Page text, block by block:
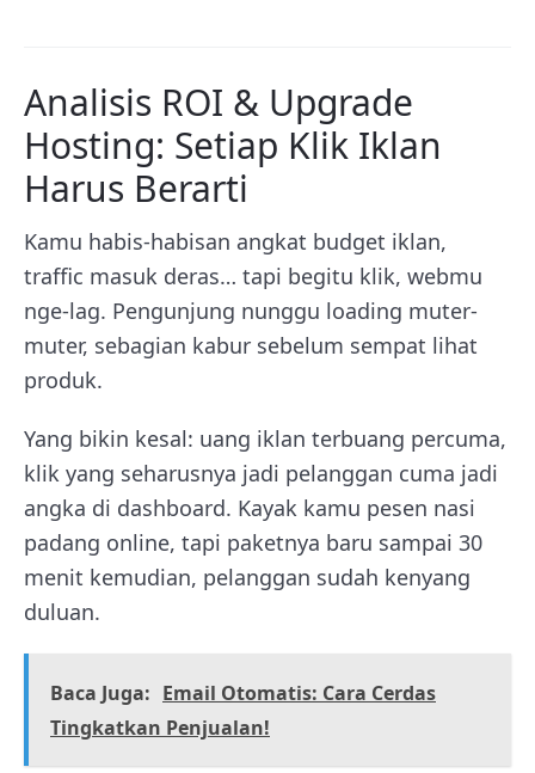
Analisis ROI & Upgrade
Hosting: Setiap Klik Iklan
Harus Berarti
Kamu habis-habisan angkat budget iklan,
traffic masuk deras… tapi begitu klik, webmu
nge-lag. Pengunjung nunggu loading muter-
muter, sebagian kabur sebelum sempat lihat
produk.
Yang bikin kesal: uang iklan terbuang percuma,
klik yang seharusnya jadi pelanggan cuma jadi
angka di dashboard. Kayak kamu pesen nasi
padang online, tapi paketnya baru sampai 30
menit kemudian, pelanggan sudah kenyang
duluan.
Baca Juga: Email Otomatis: Cara Cerdas
Tingkatkan Penjualan!